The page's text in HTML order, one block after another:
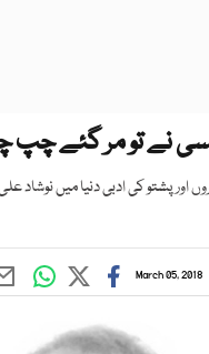
نے تو مر گئے چپ
پشتو کی ادبی دنیا میں نوشاد علی
March 05, 2018